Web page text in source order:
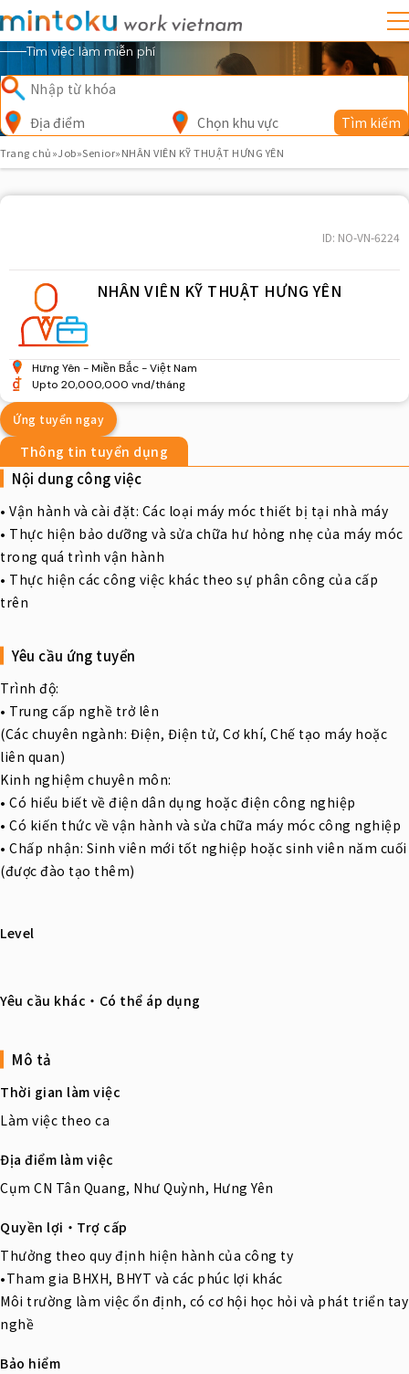
Tìm việc làm miễn phí
Địa điểm Chọn khu vực Tìm kiếm
Trang chủ»Job»Senior»NHÂN VIÊN KỸ THUẬT HƯNG YÊN
ID: NO-VN-6224
NHÂN VIÊN KỸ THUẬT HƯNG YÊN
Hưng Yên Miền Bắc
Việt Nam
Upto 20,000,000 vnd/tháng
Ứng tuyển ngay
Thông tin tuyển dụng
Nội dung công việc
• Vận hành và cài đặt: Các loại máy móc thiết bị tại nhà máy
• Thực hiện bảo dưỡng và sửa chữa hư hỏng nhẹ của máy móc
trong quá trình vận hành
• Thực hiện các công việc khác theo sự phân công của cấp
trên
Yêu cầu ứng tuyển
Trình độ:
• Trung cấp nghề trở lên
(Các chuyên ngành: Điện, Điện tử, Cơ khí, Chế tạo máy hoặc
liên quan)
Kinh nghiệm chuyên môn:
• Có hiểu biết về điện dân dụng hoặc điện công nghiệp
• Có kiến thức về vận hành và sửa chữa máy móc công nghiệp
• Chấp nhận: Sinh viên mới tốt nghiệp hoặc sinh viên năm cuối
(được đào tạo thêm)
Level
Yêu cầu khác・Có thể áp dụng
Mô tả
Thời gian làm việc
Làm việc theo ca
Địa điểm làm việc
Cụm CN Tân Quang, Như Quỳnh, Hưng Yên
Quyền lợi・Trợ cấp
Thưởng theo quy định hiện hành của công ty
•Tham gia BHXH, BHYT và các phúc lợi khác
Môi trường làm việc ổn định, có cơ hội học hỏi và phát triển tay
nghề
Bảo hiểm